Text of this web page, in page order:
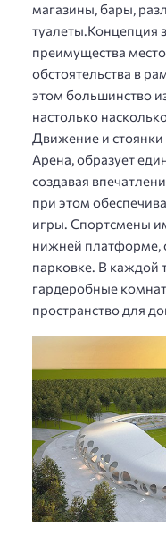
магазины, бары,
туалеты.Концепция
преимущества
обстоятельства в
этом большинство
настолько
Движение и
Арена, образует
создавая
при этом
игры. Спортсмены
нижней платформе,
парковке. В каждой
гардеробные
пространство для